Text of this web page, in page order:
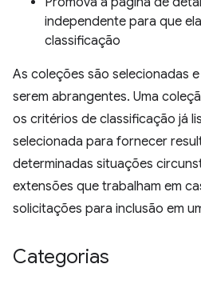
independente para que
classificação
As coleções são selecionadas
serem abrangentes. Uma
os critérios de classificação já
selecionada para fornecer
determinadas situações
extensões que trabalham em
solicitações para inclusão em
Categorias